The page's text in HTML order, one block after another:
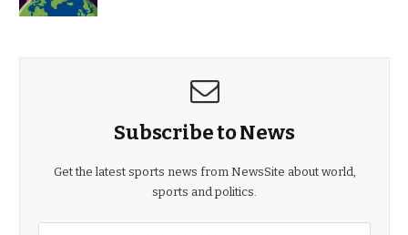
Subscribe to News
Get the latest sports news from NewsSite about world,
sports and politics.